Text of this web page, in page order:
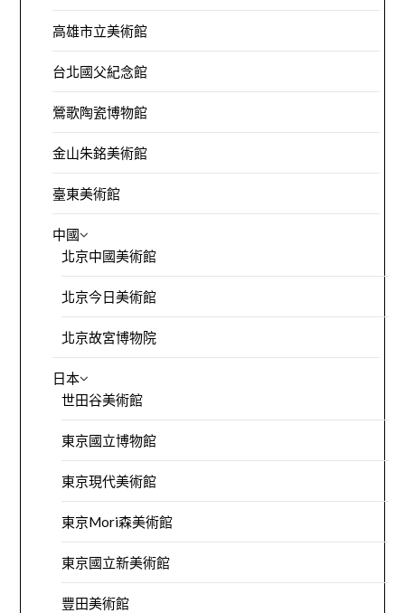
高雄市立美術館
台北國父紀念館
鶯歌陶瓷博物館
金山朱銘美術館
臺東美術館
中國
北京中國美術館
北京今日美術館
北京故宮博物院
日本
世田谷美術館
東京國立博物館
東京現代美術館
東京Mori森美術館
東京國立新美術館
豐田美術館